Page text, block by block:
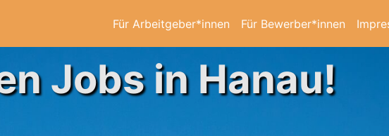
Für Arbeitgeber*innen Für Bewerber*innen
Jobs in Hanau!